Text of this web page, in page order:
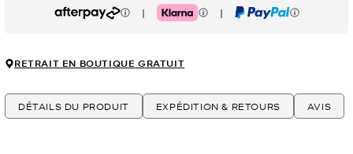
Afterpay | Klarna | PayPal
RETRAIT EN BOUTIQUE GRATUIT
DÉTAILS DU PRODUIT EXPÉDITION & RETOURS AVIS